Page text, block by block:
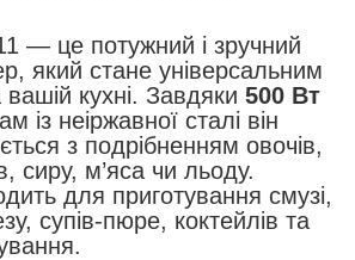
— це потужний і зручний
який стане універсальним
кухні. Завдяки 500 Вт
із неіржавної сталі він
з подрібненням овочів,
сиру, м’яса чи льоду.
для приготування смузі,
супів-пюре, коктейлів та